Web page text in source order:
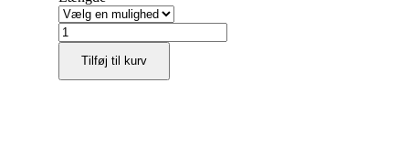
Hettich
Quadro
fuldudtræk
Tilføj til kurv